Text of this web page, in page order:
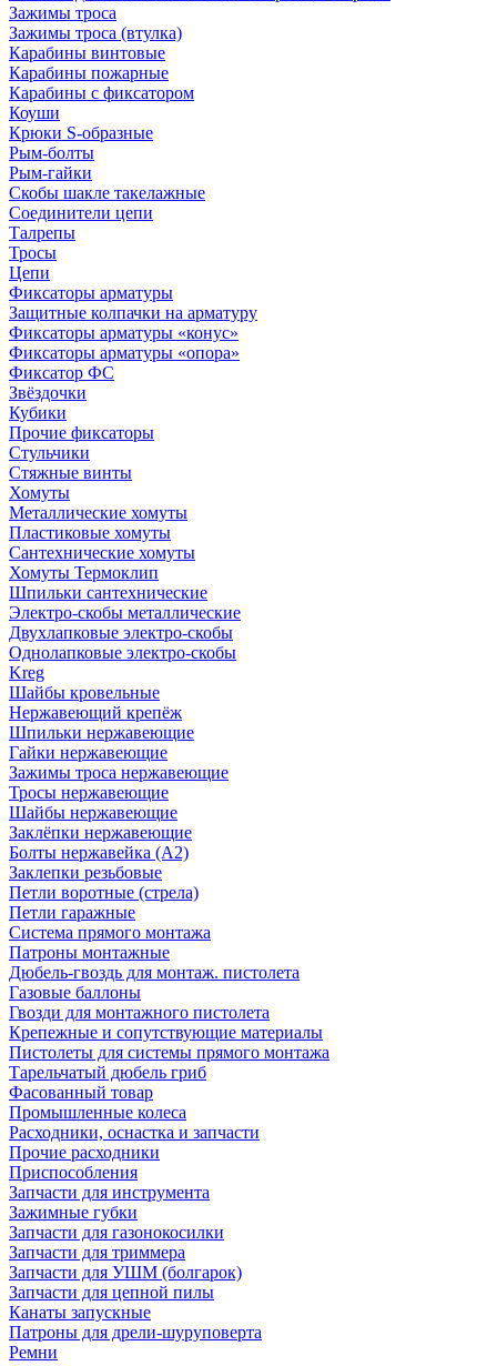
Зажимы троса
Зажимы троса (втулка)
Карабины винтовые
Карабины пожарные
Карабины с фиксатором
Коуши
Крюки S-образные
Рым-болты
Рым-гайки
Скобы шакле такелажные
Соединители цепи
Талрепы
Тросы
Цепи
Фиксаторы арматуры
Защитные колпачки на арматуру
Фиксаторы арматуры «конус»
Фиксаторы арматуры «опора»
Фиксатор ФС
Звёздочки
Кубики
Прочие фиксаторы
Стульчики
Стяжные винты
Хомуты
Металлические хомуты
Пластиковые хомуты
Сантехнические хомуты
Хомуты Термоклип
Шпильки сантехнические
Электро-скобы металлические
Двухлапковые электро-скобы
Однолапковые электро-скобы
Kreg
Шайбы кровельные
Нержавеющий крепёж
Шпильки нержавеющие
Гайки нержавеющие
Зажимы троса нержавеющие
Тросы нержавеющие
Шайбы нержавеющие
Заклёпки нержавеющие
Болты нержавейка (А2)
Заклепки резьбовые
Петли воротные (стрела)
Петли гаражные
Система прямого монтажа
Патроны монтажные
Дюбель-гвоздь для монтаж. пистолета
Газовые баллоны
Гвозди для монтажного пистолета
Крепежные и сопутствующие материалы
Пистолеты для системы прямого монтажа
Тарельчатый дюбель гриб
Фасованный товар
Промышленные колеса
Расходники, оснастка и запчасти
Прочие расходники
Приспособления
Запчасти для инструмента
Зажимные губки
Запчасти для газонокосилки
Запчасти для триммера
Запчасти для УШМ (болгарок)
Запчасти для цепной пилы
Канаты запускные
Патроны для дрели-шуруповерта
Ремни